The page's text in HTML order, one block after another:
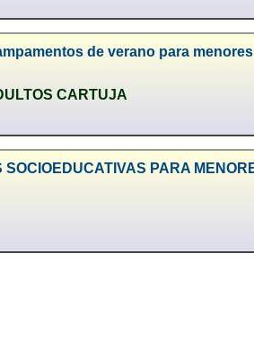
de verano para
CARTUJA
PARA